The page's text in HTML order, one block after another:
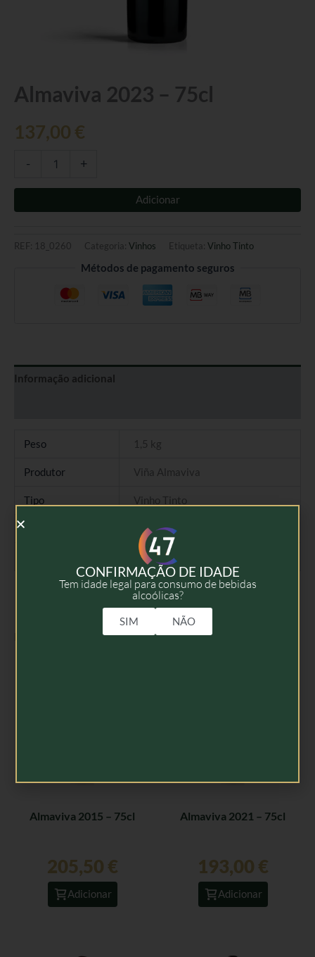
Almaviva 2023 – 75cl
137,00 €
-
Quantidade
de
2023
+
Adicionar
REF: 18_0260 Categoria: Vinhos Etiqueta: Vinho Tinto
Métodos de pagamento seguros
Informação adicional
Peso 1,5 kg
Produtor Viña Almaviva
Tipo Vinho Tinto
Colheita 2023
75cl
Produtos Relacionados
Almaviva 2015 – 75cl
205,50 €
Adicionar
Almaviva 2021 – 75cl
193,00 €
Adicionar
CONFIRMAÇÃO DE IDADE
Tem idade legal para consumo de bebidas
alcoólicas?
SIM NÃO